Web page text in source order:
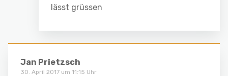
lässt grüssen
Jan Prietzsch
30. April 2017 um 11:15 Uhr